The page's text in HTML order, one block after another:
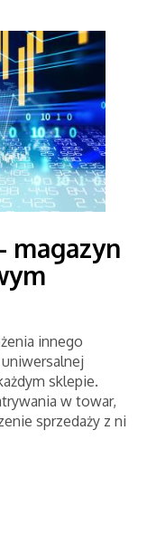
magazyn
innego
sklepie.
w towar,
sprzedaży z ni